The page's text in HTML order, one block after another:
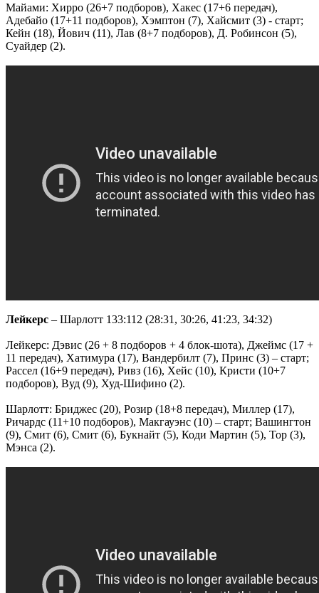
Майами: Хирро (26+7 подборов), Хакес (17+6 передач),
Адебайо (17+11 подборов), Хэмптон (7), Хайсмит (3) - старт;
Кейн (18), Йович (11), Лав (8+7 подборов), Д. Робинсон (5),
Суайдер (2).
Лейкерс – Шарлотт 133:112 (28:31, 30:26, 41:23, 34:32)
Лейкерс: Дэвис (26 + 8 подборов + 4 блок-шота), Джеймс (17 +
11 передач), Хатимура (17), Вандербилт (7), Принс (3) – старт;
Рассел (16+9 передач), Ривз (16), Хейс (10), Кристи (10+7
подборов), Вуд (9), Худ-Шифино (2).
Шарлотт: Бриджес (20), Розир (18+8 передач), Миллер (17),
Ричардс (11+10 подборов), Макгауэнс (10) – старт; Вашингтон
(9), Смит (6), Смит (6), Букнайт (5), Коди Мартин (5), Тор (3),
Мэнса (2).